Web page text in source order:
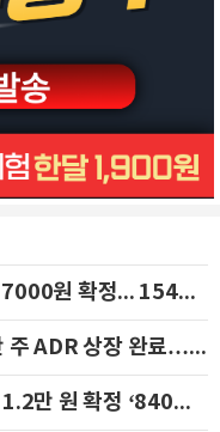
희망밴드 최상단 딜리셔스, 공모가 7000원 확정... 154억 규모 IPO 돌입
SK하이닉스, 나스닥에 1억7790만 주 ADR 상장 완료…29일 국내 추가 상장
자율주행 AI 스트라드비젼, 공모가 1.2만 원 확정 ‘840억 수혈’